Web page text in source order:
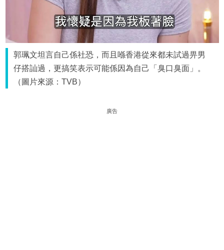
郭珮文坦言自己係社恐，而且喺香港從來都未試過畀男
仔搭訕過，更搞笑表示可能係因為自己「臭口臭面」。
（圖片來源：TVB）
廣告